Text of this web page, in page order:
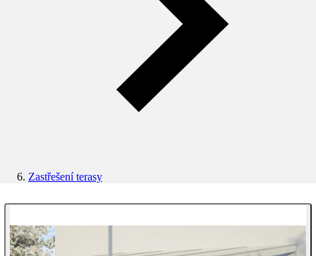
Zastřešení terasy